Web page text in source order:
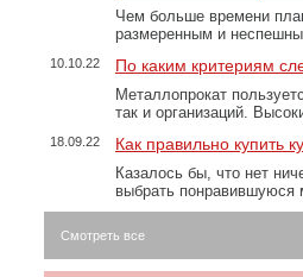
Чем больше времени
размеренным и
10.10.22 По каким критериям
Металлопрокат
так и организаций.
18.09.22 Как правильно купить
Казалось бы, что нет
выбрать
Смотреть все